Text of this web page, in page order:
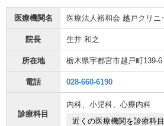
医療機関名 医療法人裕和会 越戸クリニ
院長 生井 和之
所在地 栃木県宇都宮市越戸町139-6
電話 028-660-6190
診療科目
内科、 小児科、 心療内科
近くの医療機関を診療科